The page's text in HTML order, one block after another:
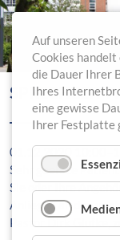
SPRECHZEIT
01.12.2020
Sehr geehrte
Sie oder Ihre
Anliegen an den
Pastor Dirk Glufke,
Auf unseren
Cookies handelt
die Dauer Ihrer
Ihres
eine gewisse
Ihrer Festplatte